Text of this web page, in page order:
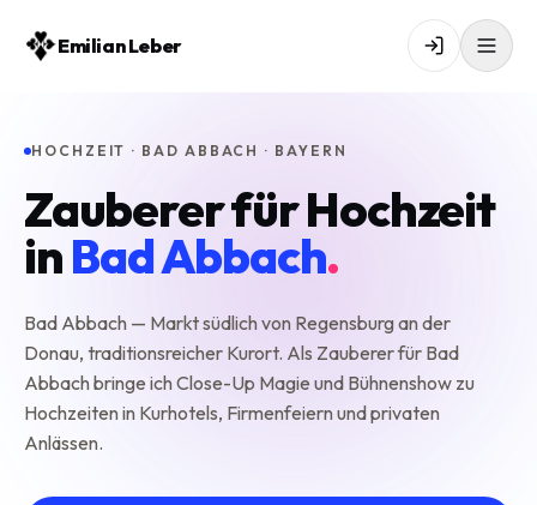
Emilian Leber
HOCHZEIT · BAD ABBACH · BAYERN
Zauberer für Hochzeit
inBad Abbach.
Bad Abbach — Markt südlich von Regensburg an der
Donau, traditionsreicher Kurort. Als Zauberer für Bad
Abbach bringe ich Close-Up Magie und Bühnenshow zu
Hochzeiten in Kurhotels, Firmenfeiern und privaten
Anlässen.